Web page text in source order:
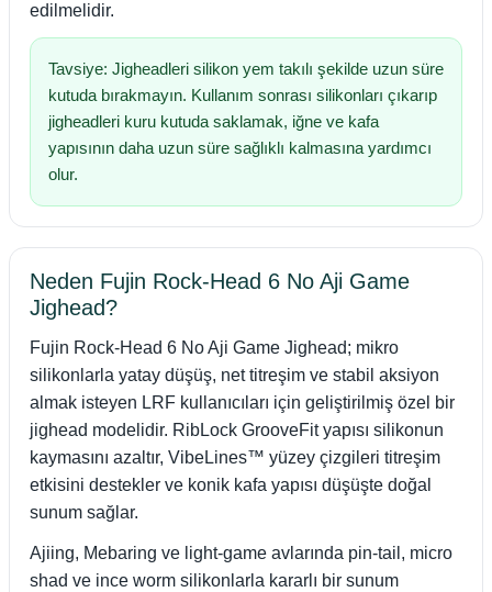
edilmelidir.
Tavsiye: Jigheadleri silikon yem takılı şekilde uzun süre
kutuda bırakmayın. Kullanım sonrası silikonları çıkarıp
jigheadleri kuru kutuda saklamak, iğne ve kafa
yapısının daha uzun süre sağlıklı kalmasına yardımcı
olur.
Neden Fujin Rock-Head 6 No Aji Game
Jighead?
Fujin Rock-Head 6 No Aji Game Jighead; mikro
silikonlarla yatay düşüş, net titreşim ve stabil aksiyon
almak isteyen LRF kullanıcıları için geliştirilmiş özel bir
jighead modelidir. RibLock GrooveFit yapısı silikonun
kaymasını azaltır, VibeLines™ yüzey çizgileri titreşim
etkisini destekler ve konik kafa yapısı düşüşte doğal
sunum sağlar.
Ajiing, Mebaring ve light-game avlarında pin-tail, micro
shad ve ince worm silikonlarla kararlı bir sunum